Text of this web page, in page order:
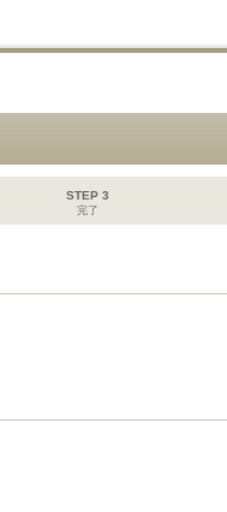
STEP 3
完了